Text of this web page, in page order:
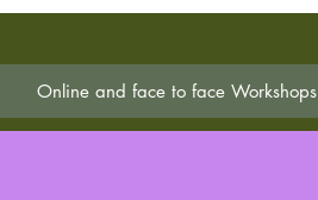
Online and face to face Workshops